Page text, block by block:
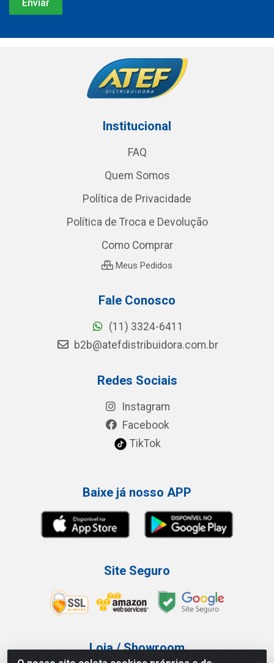
Institucional
FAQ
Quem Somos
Política de Privacidade
Política de Troca e Devolução
Como Comprar
Meus Pedidos
Fale Conosco
(11) 3324-6411
b2b@atefdistribuidora.com.br
Redes Sociais
Instagram
Facebook
TikTok
Baixe já nosso APP
Site Seguro
Loja / Showroom